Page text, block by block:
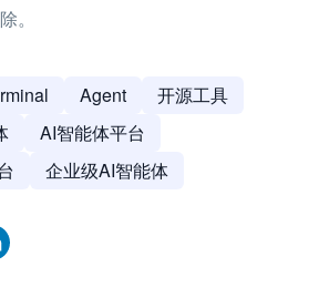
。
Agent
开源工具
AI智能体平台
企业级AI智能体